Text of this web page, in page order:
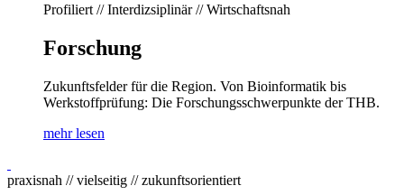
Profiliert // Interdizsiplinär // Wirtschaftsnah
Forschung
Zukunftsfelder für die Region. Von Bioinformatik bis
Werkstoffprüfung: Die Forschungsschwerpunkte der THB.
mehr lesen
praxisnah // vielseitig // zukunftsorientiert